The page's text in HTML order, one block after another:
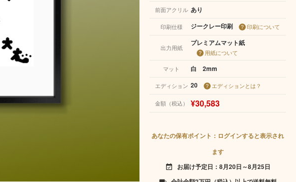
前面アクリル あり
印刷仕様 ジークレー印刷 印刷について
出力用紙
プレミアムマット紙
用紙について
マット
白 2mm
エディション 20 エディションとは？
金額（税込） ¥30,583
あなたの保有ポイント：ログインすると表示され
ます
event_available お届け予定日：8月20日～8月25日